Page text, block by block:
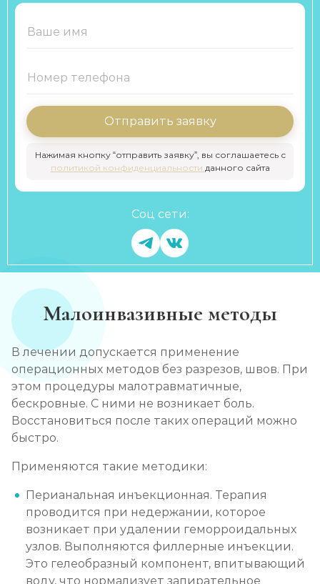
Отправить заявку
Нажимая кнопку “отправить заявку”, вы соглашаетесь с
политикой конфиденциальности данного сайта
Соц сети:
Малоинвазивные методы
В лечении допускается применение
операционных методов без разрезов, швов. При
этом процедуры малотравматичные,
бескровные. С ними не возникает боль.
Восстановиться после таких операций можно
быстро.
Применяются такие методики:
Перианальная инъекционная. Терапия
проводится при недержании, которое
возникает при удалении геморроидальных
узлов. Выполняются филлерные инъекции.
Это гелеобразный компонент, впитывающий
воду, что нормализует запирательное